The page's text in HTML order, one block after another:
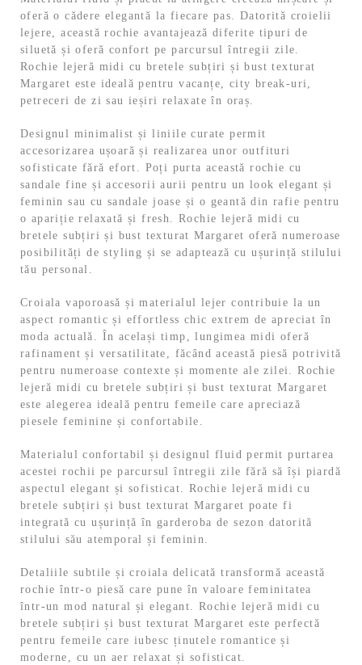
oferă o cădere elegantă la fiecare pas. Datorită croielii
lejere, această rochie avantajează diferite tipuri de
siluetă și oferă confort pe parcursul întregii zile.
Rochie lejeră midi cu bretele subțiri și bust texturat
Margaret este ideală pentru vacanțe, city break-uri,
petreceri de zi sau ieșiri relaxate în oraș.
Designul minimalist și liniile curate permit
accesorizarea ușoară și realizarea unor outfituri
sofisticate fără efort. Poți purta această rochie cu
sandale fine și accesorii aurii pentru un look elegant și
feminin sau cu sandale joase și o geantă din rafie pentru
o apariție relaxată și fresh. Rochie lejeră midi cu
bretele subțiri și bust texturat Margaret oferă numeroase
posibilități de styling și se adaptează cu ușurință stilului
tău personal.
Croiala vaporoasă și materialul lejer contribuie la un
aspect romantic și effortless chic extrem de apreciat în
moda actuală. În același timp, lungimea midi oferă
rafinament și versatilitate, făcând această piesă potrivită
pentru numeroase contexte și momente ale zilei. Rochie
lejeră midi cu bretele subțiri și bust texturat Margaret
este alegerea ideală pentru femeile care apreciază
piesele feminine și confortabile.
Materialul confortabil și designul fluid permit purtarea
acestei rochii pe parcursul întregii zile fără să își piardă
aspectul elegant și sofisticat. Rochie lejeră midi cu
bretele subțiri și bust texturat Margaret poate fi
integrată cu ușurință în garderoba de sezon datorită
stilului său atemporal și feminin.
Detaliile subtile și croiala delicată transformă această
rochie într-o piesă care pune în valoare feminitatea
într-un mod natural și elegant. Rochie lejeră midi cu
bretele subțiri și bust texturat Margaret este perfectă
pentru femeile care iubesc ținutele romantice și
moderne, cu un aer relaxat și sofisticat.